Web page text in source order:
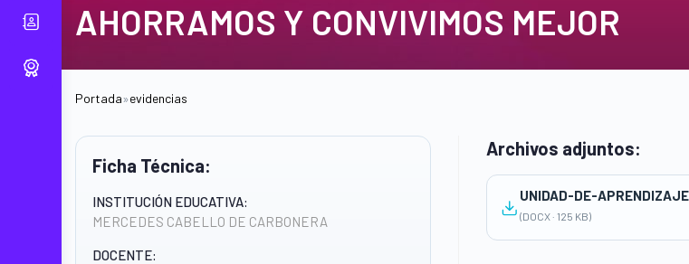
AHORRAMOS Y CONVIVIMOS MEJOR
Portada»evidencias
Ficha Técnica:
INSTITUCIÓN EDUCATIVA:
MERCEDES CABELLO DE CARBONERA
DOCENTE:
Archivos adjuntos:
UNIDAD-DE-
(DOCX · 125 KB)